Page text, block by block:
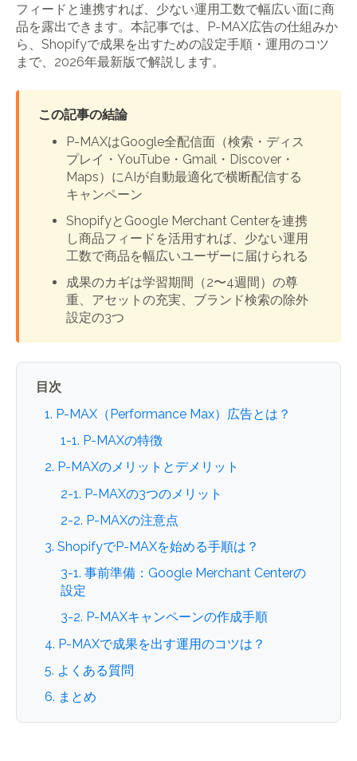
フィードと連携すれば、少ない運用工数で幅広い面に商
品を露出できます。本記事では、P-MAX広告の仕組みか
ら、Shopifyで成果を出すための設定手順・運用のコツ
まで、2026年最新版で解説します。
この記事の結論
P-MAXはGoogle全配信面（検索・ディス
プレイ・YouTube・Gmail・Discover・
Maps）にAIが自動最適化で横断配信する
キャンペーン
ShopifyとGoogle Merchant Centerを連携
し商品フィードを活用すれば、少ない運用
工数で商品を幅広いユーザーに届けられる
成果のカギは学習期間（2〜4週間）の尊
重、アセットの充実、ブランド検索の除外
設定の3つ
目次
1. P-MAX（Performance Max）広告とは？
1-1. P-MAXの特徴
2. P-MAXのメリットとデメリット
2-1. P-MAXの3つのメリット
2-2. P-MAXの注意点
3. ShopifyでP-MAXを始める手順は？
3-1. 事前準備：Google Merchant Centerの
設定
3-2. P-MAXキャンペーンの作成手順
4. P-MAXで成果を出す運用のコツは？
5. よくある質問
6. まとめ